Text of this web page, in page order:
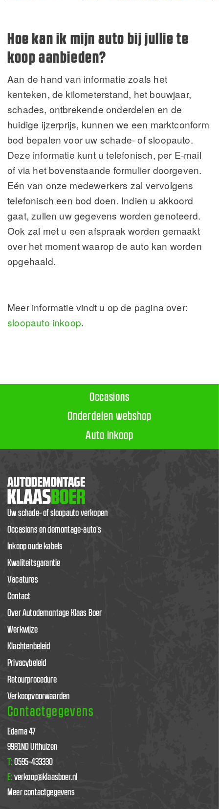
Hoe kan ik mijn auto bij jullie te
koop aanbieden?
Aan de hand van informatie zoals het
kenteken, de kilometerstand, het bouwjaar,
schades, ontbrekende onderdelen en de
huidige ijzerprijs, kunnen we een marktconform
bod bepalen voor uw schade- of sloopauto.
Deze informatie kunt u telefonisch, per E-mail
of via het bovenstaande formulier doorgeven.
Eén van onze medewerkers zal vervolgens
telefonisch een bod doen. Indien u akkoord
gaat, zullen uw gegevens worden genoteerd.
Ook zal met u een afspraak worden gemaakt
over het moment waarop de auto kan worden
opgehaald.
Meer informatie vindt u op de pagina over:
sloopauto inkoop.
Occasions
Onderdelen webshop
Auto inkoop
Uw schade- of sloopauto verkopen
Occasions en demontage-auto’s
Inkoop oude kabels
Kwaliteitsgarantie
Vacatures
Contact
Over Autodemontage Klaas Boer
Werkwijze
Klachtenbeleid
Privacybeleid
Retourprocedure
Verkoopvoorwaarden
Contactgegevens
Edama 47
9981ND Uithuizen
T: 0595-433330
E: verkoop@klaasboer.nl
Meer contactgegevens